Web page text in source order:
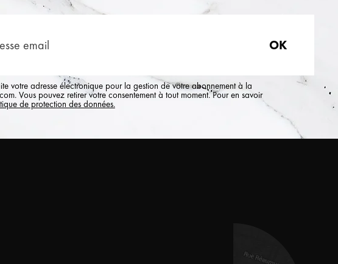
votre adresse électronique pour la gestion de votre abonnement à la
Vous pouvez retirer votre consentement à tout moment. Pour en savoir
de protection des données.